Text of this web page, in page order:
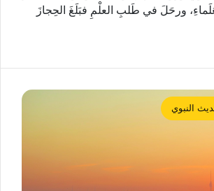
ورحَلَ في طَلبِ العلْمِ فبَلَغَ الحِجازَ
النبوي